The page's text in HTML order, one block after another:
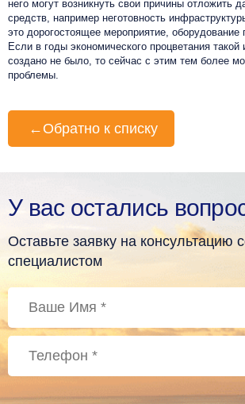
него могут возникнуть свои причины отложить
средств, например неготовность
это дорогостоящее мероприятие, оборудование
Если в годы экономического процветания
создано не было, то сейчас с этим тем более
проблемы.
← Обратно к списку
У вас остались
Оставьте заявку на консультацию
специалистом